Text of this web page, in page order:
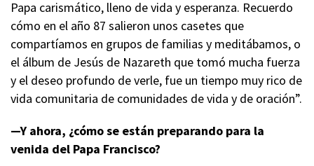
Papa carismático, lleno de vida y esperanza. Recuerdo
cómo en el año 87 salieron unos casetes que
compartíamos en grupos de familias y meditábamos, o
el álbum de Jesús de Nazareth que tomó mucha fuerza
y el deseo profundo de verle, fue un tiempo muy rico de
vida comunitaria de comunidades de vida y de oración”.
—Y ahora, ¿cómo se están preparando para la
venida del Papa Francisco?